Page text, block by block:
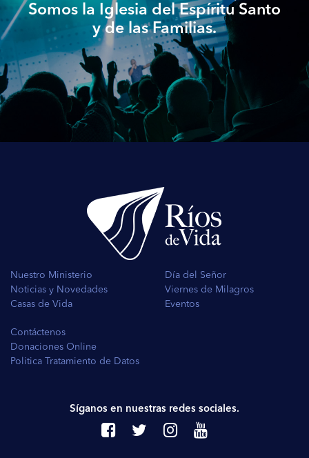
Somos la Iglesia del Espíritu Santo
y de las Familias.
Nuestro Ministerio
Noticias y Novedades
Casas de Vida
Día del Señor
Viernes de Milagros
Eventos
Contáctenos
Donaciones Online
Politica Tratamiento de Datos
Síganos en nuestras redes sociales.